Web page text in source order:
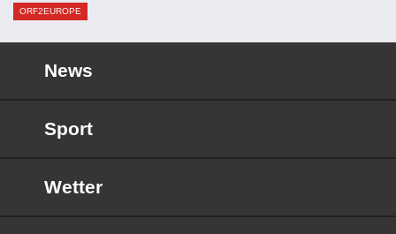
ORF2EUROPE
News
Sport
Wetter